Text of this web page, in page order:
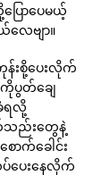
ြောပေမယ့်
ေဗျာ။
န်းစို့ပေးလိုက်
ပွတ်ချေ
ရလို့
သည်းတွေနဲ့
က်ခေါင်း
ေးနေလိုက်